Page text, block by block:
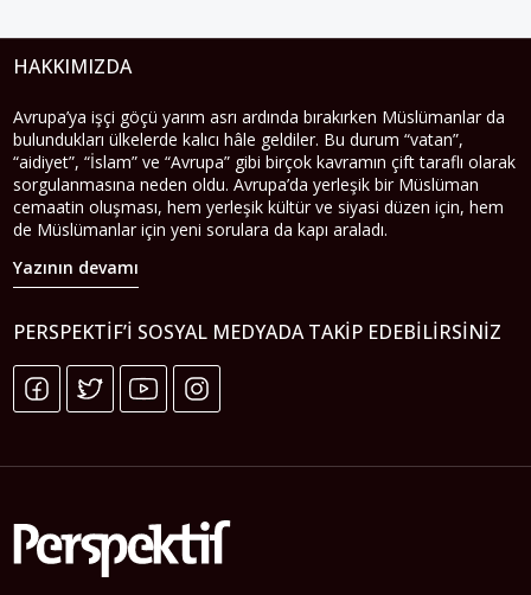
HAKKIMIZDA
Avrupa’ya işçi göçü yarım asrı ardında bırakırken Müslümanlar da
bulundukları ülkelerde kalıcı hâle geldiler. Bu durum “vatan”,
“aidiyet”, “İslam” ve “Avrupa” gibi birçok kavramın çift taraflı olarak
sorgulanmasına neden oldu. Avrupa’da yerleşik bir Müslüman
cemaatin oluşması, hem yerleşik kültür ve siyasi düzen için, hem
de Müslümanlar için yeni sorulara da kapı araladı.
Yazının devamı
PERSPEKTIF’I SOSYAL MEDYADA TAKIP EDEBILIRSINIZ